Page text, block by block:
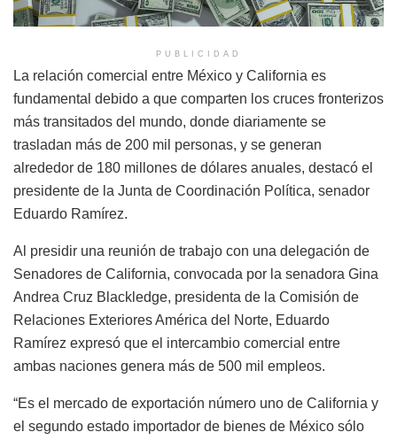
PUBLICIDAD
La relación comercial entre México y California es
fundamental debido a que comparten los cruces fronterizos
más transitados del mundo, donde diariamente se
trasladan más de 200 mil personas, y se generan
alrededor de 180 millones de dólares anuales, destacó el
presidente de la Junta de Coordinación Política, senador
Eduardo Ramírez.
Al presidir una reunión de trabajo con una delegación de
Senadores de California, convocada por la senadora Gina
Andrea Cruz Blackledge, presidenta de la Comisión de
Relaciones Exteriores América del Norte, Eduardo
Ramírez expresó que el intercambio comercial entre
ambas naciones genera más de 500 mil empleos.
“Es el mercado de exportación número uno de California y
el segundo estado importador de bienes de México sólo